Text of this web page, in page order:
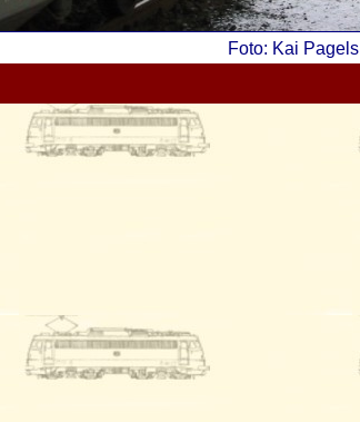
Foto: Kai Pagels